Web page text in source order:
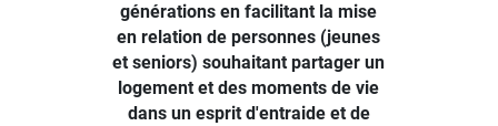
générations en facilitant la mise
en relation de personnes (jeunes
et seniors) souhaitant partager un
logement et des moments de vie
dans un esprit d'entraide et de